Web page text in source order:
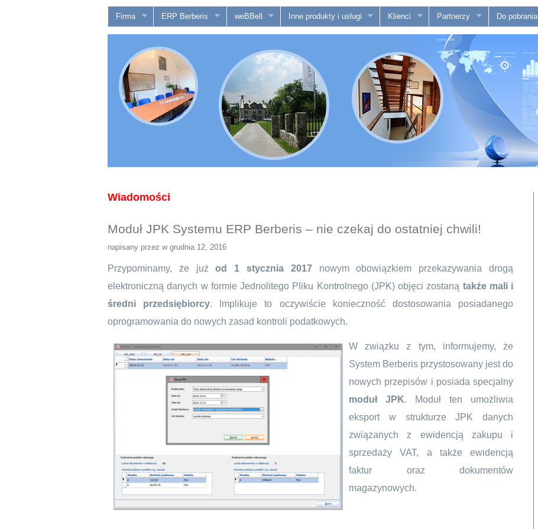
Firma ERP Berberis weBBell Inne produkty i usługi Klienci Partnerzy Do pobrania
Wiadomości
Moduł JPK Systemu ERP Berberis – nie czekaj do ostatniej chwili!
napisany przez w grudnia 12, 2016
Przypominamy, że jużod 1 stycznia 2017nowym obowiązkiem przekazywania drogą
elektroniczną danych w formie Jednolitego Pliku Kontrolnego (JPK) objęci zostaną także mali i
średni przedsiębiorcy. Implikuje to oczywiście konieczność dostosowania posiadanego
oprogramowania do nowych zasad kontroli podatkowych.
W związku z tym, informujemy, że
System Berberis przystosowany jest do
nowych przepisów i posiada specjalny
moduł JPK. Moduł ten umożliwia
eksport w strukturze JPK danych
związanych z ewidencją zakupu i
sprzedaży VAT, a także ewidencją
faktur oraz dokumentów
magazynowych.